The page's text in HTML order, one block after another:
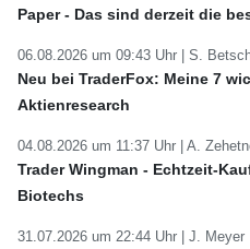
Paper - Das sind derzeit die
06.08.2026 um 09:43 Uhr | S.
Neu bei TraderFox: Meine 7
Aktienresearch
04.08.2026 um 11:37 Uhr | A.
Trader Wingman - Echtzeit-
Biotechs
31.07.2026 um 22:44 Uhr | J. Meyer